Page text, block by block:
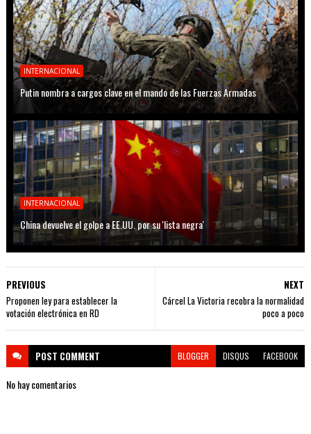
INTERNACIONAL
Putin nombra a cargos clave en el mando de las Fuerzas Armadas
INTERNACIONAL
China devuelve el golpe a EE.UU. por su 'lista negra'
NEXT
Cárcel La Victoria recobra la normalidad
poco a poco
PREVIOUS
Proponen ley para establecer la
votación electrónica en RD
POST COMMENT BLOGGER DISQUS FACEBOOK
No hay comentarios